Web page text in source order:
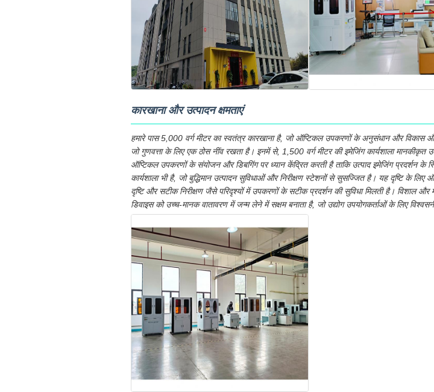
कारखाना और उत्पादन क्षमताएं
हमारे पास 5,000 वर्ग मीटर का स्वतंत्र कारखाना है, जो ऑप्टिकल उपकरणों के अनुसंधान और विकास
जो गुणवत्ता के लिए एक ठोस नींव रखता है। इनमें से, 1,500 वर्ग मीटर की इमेजिंग कार्यशाला
ऑप्टिकल उपकरणों के संयोजन और डिबगिंग पर ध्यान केंद्रित करती है ताकि उत्पाद इमेजिंग प्रदर्शन
कार्यशाला भी है, जो बुद्धिमान उत्पादन सुविधाओं और निरीक्षण स्टेशनों से सुसज्जित है। यह दृष्टि के
दृष्टि और सटीक निरीक्षण जैसे परिदृश्यों में उपकरणों के सटीक प्रदर्शन की सुविधा मिलती है। विशाल
डिवाइस को उच्च-मानक वातावरण में जन्म लेने में सक्षम बनाता है, जो उद्योग उपयोगकर्ताओं के लिए